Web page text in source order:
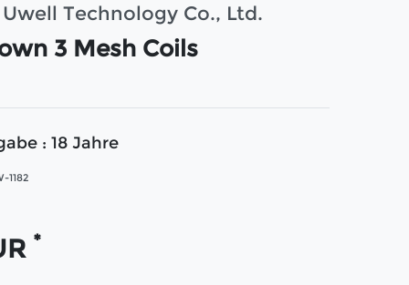
Technology Co., Ltd.
3 Mesh Coils
: 18 Jahre
1182
*